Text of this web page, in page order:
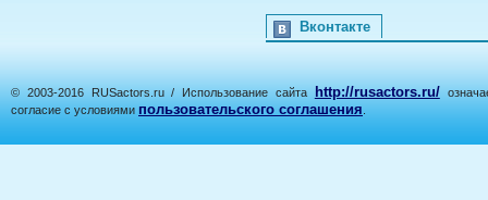
Вконтакте
© 2003-2016 RUSactors.ru / Использование сайта http://rusactors.ru/
согласие с условиями пользовательского соглашения